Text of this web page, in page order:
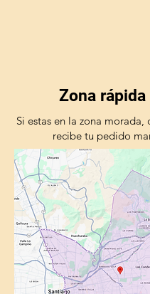
Zona rápida
Si estas en la zona morada,
recibe tu pedido